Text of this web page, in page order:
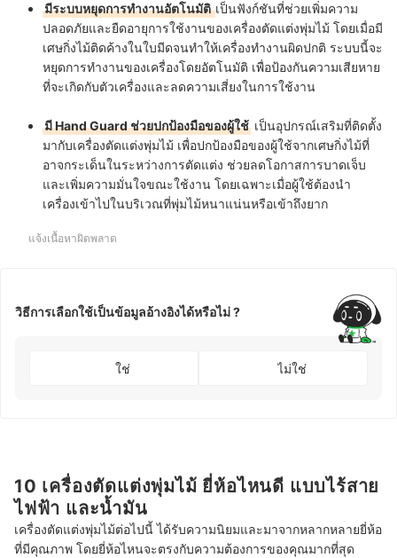
มีระบบหยุดการทำงานอัตโนมัติเป็นฟังก์ชันที่ช่วยเพิ่มความ
ปลอดภัยและยืดอายุการใช้งานของเครื่องตัดแต่งพุ่มไม้ โดยเมื่อมี
เศษกิ่งไม้ติดค้างในใบมีดจนทำให้เครื่องทำงานผิดปกติ ระบบนี้จะ
หยุดการทำงานของเครื่องโดยอัตโนมัติ เพื่อป้องกันความเสียหาย
ที่จะเกิดกับตัวเครื่องและลดความเสี่ยงในการใช้งาน
มี Hand Guard ช่วยปกป้องมือของผู้ใช้ เป็นอุปกรณ์เสริมที่ติดตั้ง
มากับเครื่องตัดแต่งพุ่มไม้ เพื่อปกป้องมือของผู้ใช้จากเศษกิ่งไม้ที่
อาจกระเด็นในระหว่างการตัดแต่ง ช่วยลดโอกาสการบาดเจ็บ
และเพิ่มความมั่นใจขณะใช้งาน โดยเฉพาะเมื่อผู้ใช้ต้องนำ
เครื่องเข้าไปในบริเวณที่พุ่มไม้หนาแน่นหรือเข้าถึงยาก
แจ้งเนื้อหาผิดพลาด
วิธีการเลือกใช้เป็นข้อมูลอ้างอิงได้หรือไม่ ?
ใช่ ไม่ใช่
10 เครื่องตัดแต่งพุ่มไม้ ยี่ห้อไหนดี แบบไร้สาย
ไฟฟ้า และน้ำมัน
เครื่องตัดแต่งพุ่มไม้ต่อไปนี้ ได้รับความนิยมและมาจากหลากหลายยี่ห้อ
ที่มีคุณภาพ โดยยี่ห้อไหนจะตรงกับความต้องการของคุณมากที่สุด